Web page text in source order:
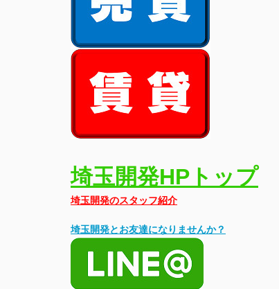
埼玉開発HPトップ
埼玉開発のスタッフ紹介
埼玉開発とお友達になりませんか？